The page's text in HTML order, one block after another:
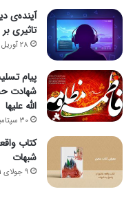
آینده‌ی
تاثیری
28 آوریل 2021
پیام
شهادت
الله علیها
30 سپتامبر 2021
کتاب
شبهات
9 جولای 2021